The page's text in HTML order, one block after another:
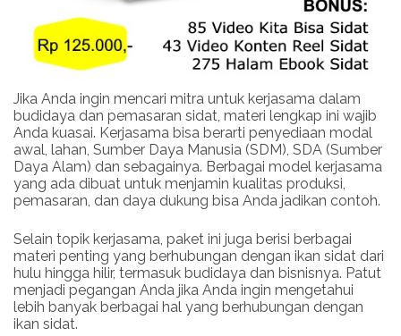
Jika Anda ingin mencari mitra untuk kerjasama dalam
budidaya dan pemasaran sidat, materi lengkap ini wajib
Anda kuasai. Kerjasama bisa berarti penyediaan modal
awal, lahan, Sumber Daya Manusia (SDM), SDA (Sumber
Daya Alam) dan sebagainya. Berbagai model kerjasama
yang ada dibuat untuk menjamin kualitas produksi,
pemasaran, dan daya dukung bisa Anda jadikan contoh.
Selain topik kerjasama, paket ini juga berisi berbagai
materi penting yang berhubungan dengan ikan sidat dari
hulu hingga hilir, termasuk budidaya dan bisnisnya. Patut
menjadi pegangan Anda jika Anda ingin mengetahui
lebih banyak berbagai hal yang berhubungan dengan
ikan sidat.